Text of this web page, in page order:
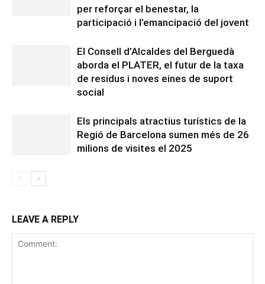
per reforçar el benestar, la
participació i l’emancipació del jovent
El Consell d’Alcaldes del Berguedà
aborda el PLATER, el futur de la taxa
de residus i noves eines de suport
social
Els principals atractius turístics de la
Regió de Barcelona sumen més de 26
milions de visites el 2025
LEAVE A REPLY